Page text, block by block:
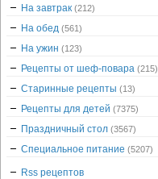
На завтрак (212)
На обед (561)
На ужин (123)
Рецепты от шеф-повара (215)
Старинные рецепты (13)
Рецепты для детей (7375)
Праздничный стол (3567)
Специальное питание (5207)
Rss рецептов